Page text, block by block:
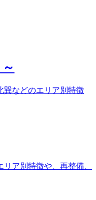
巽などのエリア別特徴
ア別特徴や、再整備、